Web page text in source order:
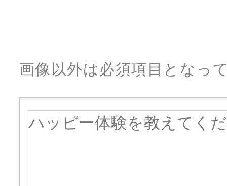
画像以外は必須項目となっ